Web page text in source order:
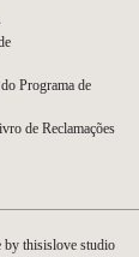
Programa de
de Reclamações
by thisislove studio